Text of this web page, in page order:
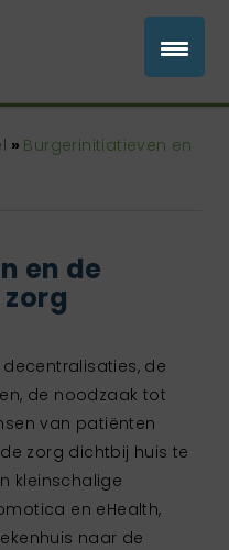
» Burgerinitiatieven en
en de
de
de noodzaak tot
van patiënten
zorg dichtbij huis te
kleinschalige
en eHealth,
naar de